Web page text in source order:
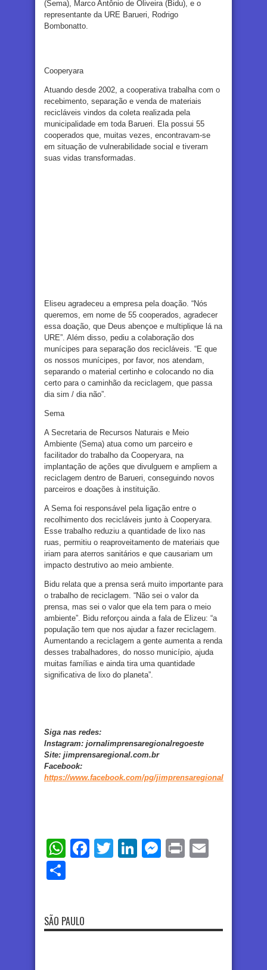
(Sema), Marco Antônio de Oliveira (Bidu), e o
representante da URE Barueri, Rodrigo
Bombonatto.
Cooperyara
Atuando desde 2002, a cooperativa trabalha com o
recebimento, separação e venda de materiais
recicláveis vindos da coleta realizada pela
municipalidade em toda Barueri. Ela possui 55
cooperados que, muitas vezes, encontravam-se
em situação de vulnerabilidade social e tiveram
suas vidas transformadas.
Eliseu agradeceu a empresa pela doação. “Nós
queremos, em nome de 55 cooperados, agradecer
essa doação, que Deus abençoe e multiplique lá na
URE”. Além disso, pediu a colaboração dos
munícipes para separação dos recicláveis. “E que
os nossos munícipes, por favor, nos atendam,
separando o material certinho e colocando no dia
certo para o caminhão da reciclagem, que passa
dia sim / dia não”.
Sema
A Secretaria de Recursos Naturais e Meio
Ambiente (Sema) atua como um parceiro e
facilitador do trabalho da Cooperyara, na
implantação de ações que divulguem e ampliem a
reciclagem dentro de Barueri, conseguindo novos
parceiros e doações à instituição.
A Sema foi responsável pela ligação entre o
recolhimento dos recicláveis junto à Cooperyara.
Esse trabalho reduziu a quantidade de lixo nas
ruas, permitiu o reaproveitamento de materiais que
iriam para aterros sanitários e que causariam um
impacto destrutivo ao meio ambiente.
Bidu relata que a prensa será muito importante para
o trabalho de reciclagem. “Não sei o valor da
prensa, mas sei o valor que ela tem para o meio
ambiente”. Bidu reforçou ainda a fala de Elizeu: “a
população tem que nos ajudar a fazer reciclagem.
Aumentando a reciclagem a gente aumenta a renda
desses trabalhadores, do nosso município, ajuda
muitas famílias e ainda tira uma quantidade
significativa de lixo do planeta”.
Siga nas redes:
Instagram: jornalimprensaregionalregoeste
Site: jimprensaregional.com.br
Facebook:
https://www.facebook.com/pg/jimprensaregional
WhatsApp
Facebook
TwitterLinkedIn
Messenger
Print
SÃO PAULO